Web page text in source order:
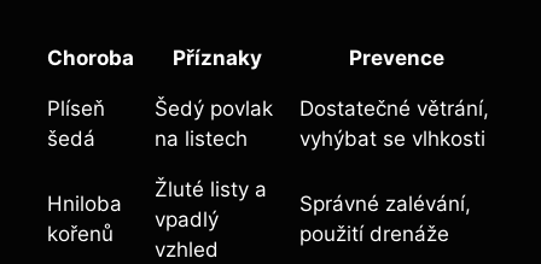
Choroba Příznaky Prevence
Plíseň
šedá
Šedý povlak
na listech
Dostatečné větrání,
vyhýbat se vlhkosti
Hniloba
kořenů
Žluté listy a
vpadlý
vzhled
Správné zalévání,
použití drenáže